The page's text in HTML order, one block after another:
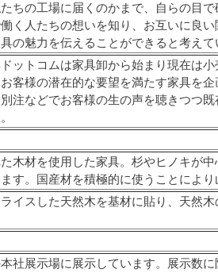
ちの工場に届くのかまで、自らの目
く人たちの想いを知り、お互いに良
の魅力を伝えることができると考えて
ットコムは家具卸から始まり現在は
客様の潜在的な要望を満たす家具を
注などでお客様の生の声を聴きつつ
木材を使用した家具。杉やヒノキが
す。国産材を積極的に使うことによ
イスした天然木を基材に貼り、天然
社展示場に展示しています。展示数